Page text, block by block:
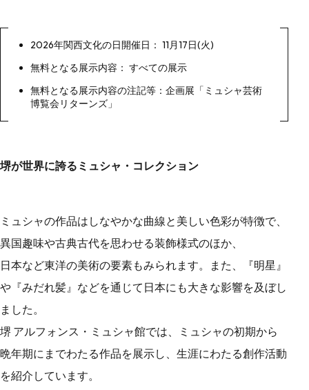
2026年関西文化の日開催日： 11月17日(火)
無料となる展示内容： すべての展示
無料となる展示内容の注記等：企画展「ミュシャ芸術
博覧会リターンズ」
堺が世界に誇るミュシャ・コレクション
ミュシャの作品はしなやかな曲線と美しい色彩が特徴で、
異国趣味や古典古代を思わせる装飾様式のほか、
日本など東洋の美術の要素もみられます。また、『明星』
や『みだれ髪』などを通じて日本にも大きな影響を及ぼし
ました。
堺 アルフォンス・ミュシャ館では、ミュシャの初期から
晩年期にまでわたる作品を展示し、生涯にわたる創作活動
を紹介しています。